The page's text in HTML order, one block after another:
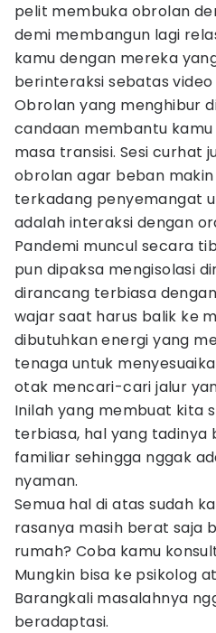
pelit membuka obrolan
demi membangun lagi
kamu dengan mereka
berinteraksi sebatas
Obrolan yang menghibur
candaan membantu
masa transisi. Sesi curhat
obrolan agar beban
terkadang penyemangat
adalah interaksi dengan
Pandemi muncul secara
pun dipaksa mengisolasi
dirancang terbiasa
wajar saat harus balik ke
dibutuhkan energi yang
tenaga untuk
otak mencari-cari jalur
Inilah yang membuat kita
terbiasa, hal yang tadinya
familiar sehingga nggak
nyaman.
Semua hal di atas sudah
rasanya masih berat saja
rumah? Coba kamu
Mungkin bisa ke psikolog
Barangkali masalahnya
beradaptasi.